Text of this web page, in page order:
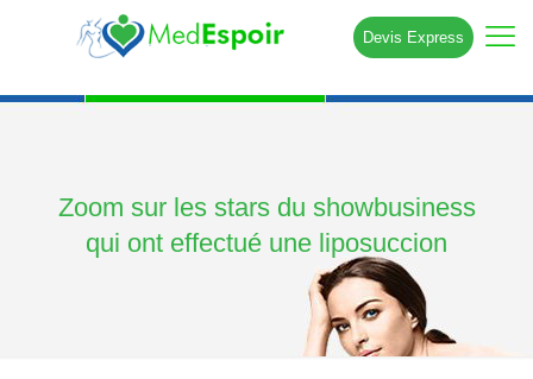
Devis Express
Zoom sur les stars du showbusiness
qui ont effectué une liposuccion